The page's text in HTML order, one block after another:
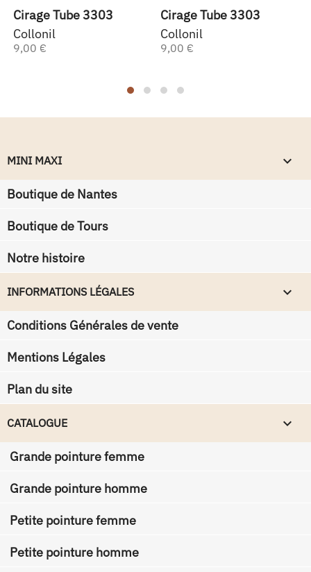
Cirage Tube 3303
Collonil
9,00 €
Cirage Tube 3303
Collonil
9,00 €
MINI MAXI keyboard_arrow_down
Boutique de Nantes
Boutique de Tours
Notre histoire
INFORMATIONS LÉGALES keyboard_arrow_down
Conditions Générales de vente
Mentions Légales
Plan du site
CATALOGUE 
Grande pointure femme
Grande pointure homme
Petite pointure femme
Petite pointure homme